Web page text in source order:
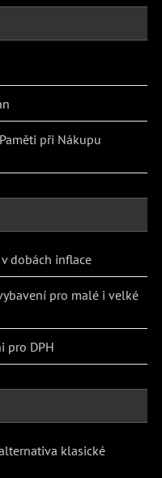
při Nákupu
dobách inflace
pro malé i velké
pro DPH
klasické